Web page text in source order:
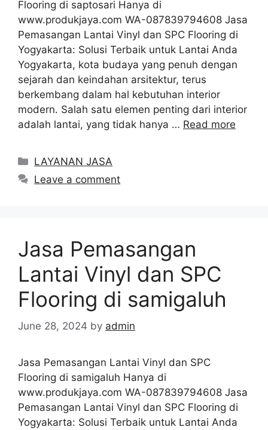
Flooring di saptosari Hanya di
www.produkjaya.com WA-087839794608 Jasa
Pemasangan Lantai Vinyl dan SPC Flooring di
Yogyakarta: Solusi Terbaik untuk Lantai Anda
Yogyakarta, kota budaya yang penuh dengan
sejarah dan keindahan arsitektur, terus
berkembang dalam hal kebutuhan interior
modern. Salah satu elemen penting dari interior
adalah lantai, yang tidak hanya … Read more
Categories
LAYANAN JASA
Leave a comment
Jasa Pemasangan
Lantai Vinyl dan SPC
Flooring di samigaluh
June 28, 2024 by admin
Jasa Pemasangan Lantai Vinyl dan SPC
Flooring di samigaluh Hanya di
www.produkjaya.com WA-087839794608 Jasa
Pemasangan Lantai Vinyl dan SPC Flooring di
Yogyakarta: Solusi Terbaik untuk Lantai Anda